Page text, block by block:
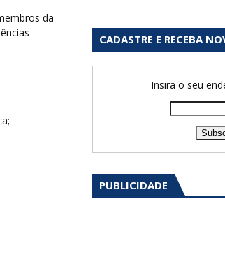
da
CADASTRE E RECEBA
Insira o seu
PUBLICIDADE